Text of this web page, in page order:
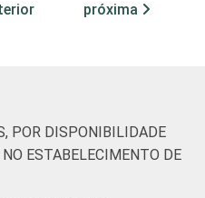
Serviço de
próxima
POR DISPONIBILIDADE
ESTABELECIMENTO DE